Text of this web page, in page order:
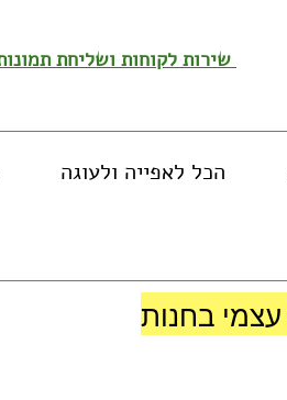
הכל לאפייה ולעוגה